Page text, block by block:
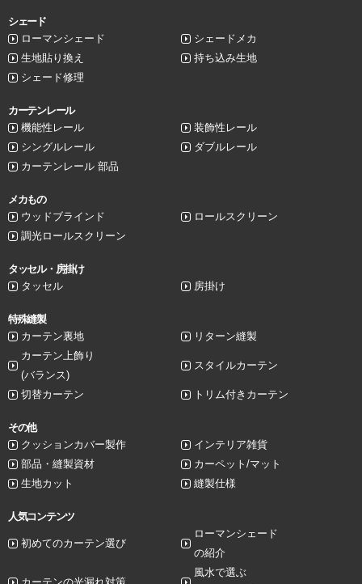
シェード
ローマンシェード
シェードメカ
生地貼り換え
持ち込み生地
シェード修理
カーテンレール
機能性レール
装飾性レール
シングルレール
ダブルレール
カーテンレール 部品
メカもの
ウッドブラインド
ロールスクリーン
調光ロールスクリーン
タッセル・房掛け
タッセル
房掛け
特殊縫製
カーテン裏地
リターン縫製
カーテン上飾り
(バランス)
スタイルカーテン
切替カーテン トリム付きカーテン
その他
クッションカバー製作
インテリア雑貨
部品・縫製資材
カーペット/マット
生地カット
縫製仕様
人気コンテンツ
初めてのカーテン選び
ローマンシェード
の紹介
風水で選ぶ